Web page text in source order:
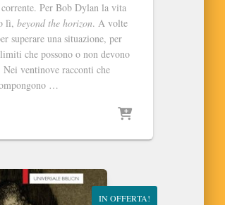
Per Bob Dylan la vita
lì, beyond the horizon. A volte
superare una situazione, per
che possono o non devono
Nei ventinove racconti che
…
IN OFFERTA!